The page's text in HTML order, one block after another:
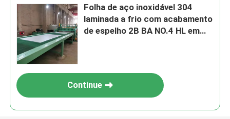
Folha de aço inoxidável 304
laminada a frio com acabamento
de espelho 2B BA NO.4 HL em
Continue